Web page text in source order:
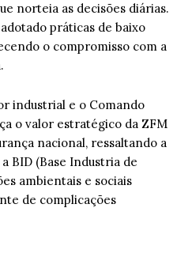
norteia as decisões diárias.
práticas de baixo
o compromisso com a
industrial e o Comando
o valor estratégico da ZFM
nacional, ressaltando a
BID (Base Industria de
ambientais e sociais
de complicações